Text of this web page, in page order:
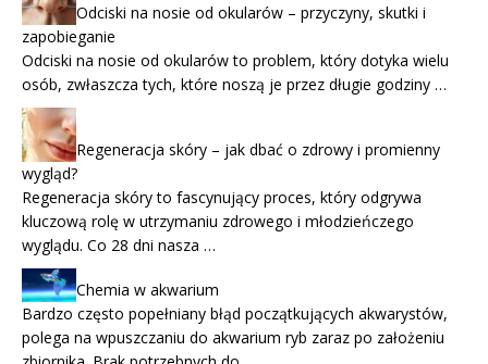
Odciski na nosie od okularów – przyczyny, skutki i
zapobieganie
Odciski na nosie od okularów to problem, który dotyka wielu
osób, zwłaszcza tych, które noszą je przez długie godziny …
Regeneracja skóry – jak dbać o zdrowy i promienny
wygląd?
Regeneracja skóry to fascynujący proces, który odgrywa
kluczową rolę w utrzymaniu zdrowego i młodzieńczego
wyglądu. Co 28 dni nasza …
Chemia w akwarium
Bardzo często popełniany błąd początkujących akwarystów,
polega na wpuszczaniu do akwarium ryb zaraz po założeniu